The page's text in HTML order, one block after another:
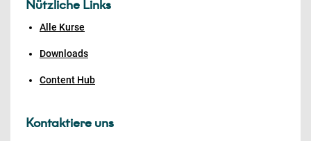
Nützliche Links
Alle Kurse
Downloads
Content Hub
Kontaktiere uns